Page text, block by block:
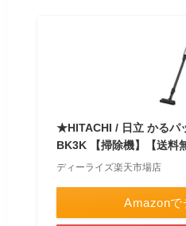
★HITACHI / 日立 かるパ
BK3K 【掃除機】【送料
ディーライズ楽天市場店
Amazonで